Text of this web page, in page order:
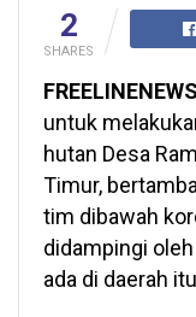
2
SHARES
untuk
hutan Desa
Timur,
tim dibawah
didampingi
ada di daerah